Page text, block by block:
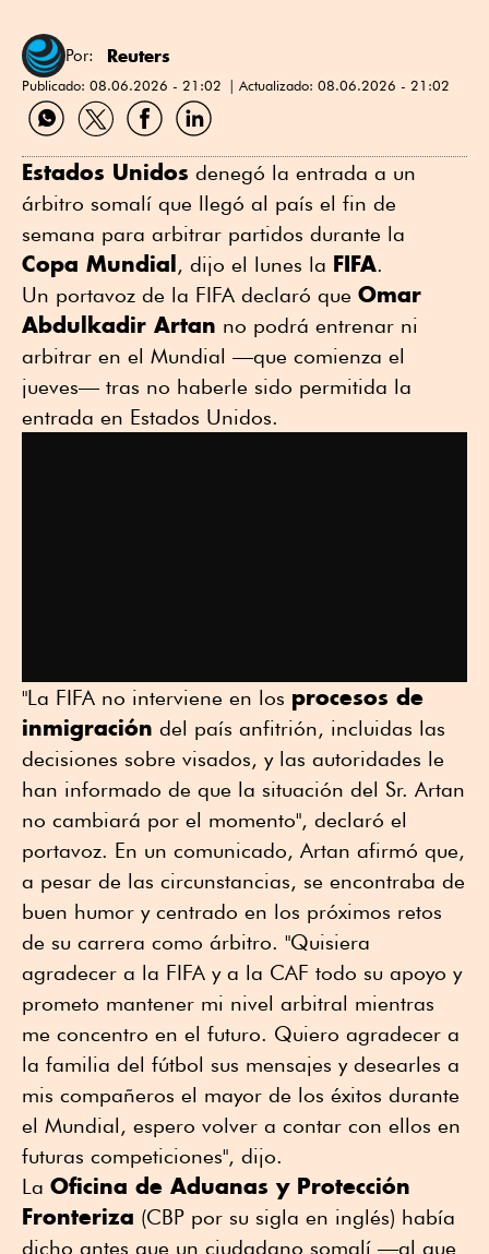
Por: Reuters
Publicado: 08.06.2026 - 21:02 Actualizado: 08.06.2026 - 21:02
Compartir
por
Compartir
por
Compartir
por
Compartir
por
Estados Unidos denegó la entrada a ⁠un
árbitro somalí que llegó al país el fin de
semana para arbitrar partidos durante la
Copa Mundial, dijo el lunes la FIFA.
Un portavoz de la FIFA declaró que Omar
⁠Abdulkadir Artan no podrá entrenar ni
arbitrar ⁠en el Mundial —que comienza el
jueves— tras no haberle sido permitida la
entrada en Estados Unidos.
"La FIFA no interviene en los procesos de
inmigración del país anfitrión, incluidas las
decisiones sobre visados, y las autoridades le
han informado de que la situación del Sr. Artan
no cambiará por el momento", declaró el
portavoz. En un comunicado, Artan afirmó que,
a pesar de las circunstancias, se encontraba de
buen humor y centrado en los próximos retos
de su carrera como árbitro. "Quisiera
agradecer a la FIFA y a la CAF todo su apoyo y
prometo mantener mi nivel arbitral mientras
me concentro en el futuro. Quiero agradecer a
la familia del fútbol sus mensajes y desearles a
mis compañeros el mayor de los éxitos durante
el Mundial, espero volver a contar con ellos en
futuras competiciones", dijo.
La Oficina de Aduanas y Protección
Fronteriza (CBP por su sigla en inglés) había
dicho antes que un ciudadano somalí —al que